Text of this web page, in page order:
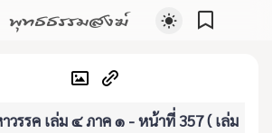
พุทธธรรมสงฆ์
รรค เล่ม ๔ ภาค ๑ - หน้าที่ 357 ( เล่ม